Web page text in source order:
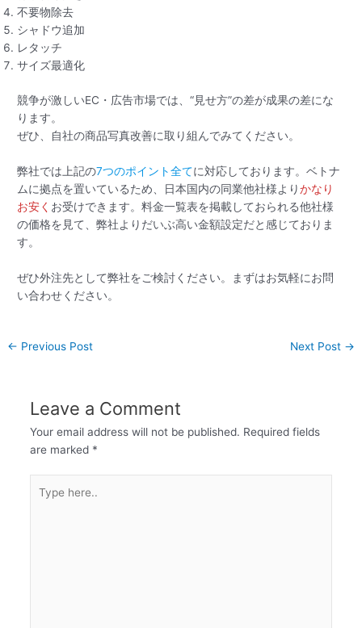
不要物除去
シャドウ追加
レタッチ
サイズ最適化
競争が激しいEC・広告市場では、“見せ方”の差が成果の差にな
ります。
ぜひ、自社の商品写真改善に取り組んでみてください。
弊社では上記の7つのポイント全てに対応しております。ベトナ
ムに拠点を置いているため、日本国内の同業他社様よりかなり
お安く お受けできます。料金一覧表を掲載しておられる他社様
の価格を見て、弊社よりだいぶ高い金額設定だと感じておりま
す。
ぜひ外注先として弊社をご検討ください。まずはお気軽にお問
い合わせください。
← Previous Post Next Post →
Leave a Comment
Your email address will not be published. Required fields
are marked *
here..